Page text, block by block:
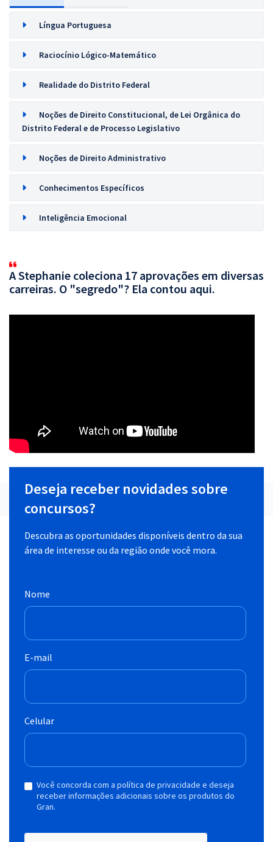
Língua Portuguesa
Raciocínio Lógico-Matemático
Realidade do Distrito Federal
Noções de Direito Constitucional, de Lei Orgânica do
Distrito Federal e de Processo Legislativo
Noções de Direito Administrativo
Conhecimentos Específicos
Inteligência Emocional
A Stephanie coleciona 17 aprovações em diversas
carreiras. O "segredo"? Ela contou aqui.
Deseja receber novidades sobre
concursos?
Descubra as oportunidades disponíveis dentro da sua
área de interesse ou da região onde você mora.
Nome
E-mail
Celular
Você concorda com a política de privacidade e deseja
receber informações adicionais sobre os produtos do
Gran.